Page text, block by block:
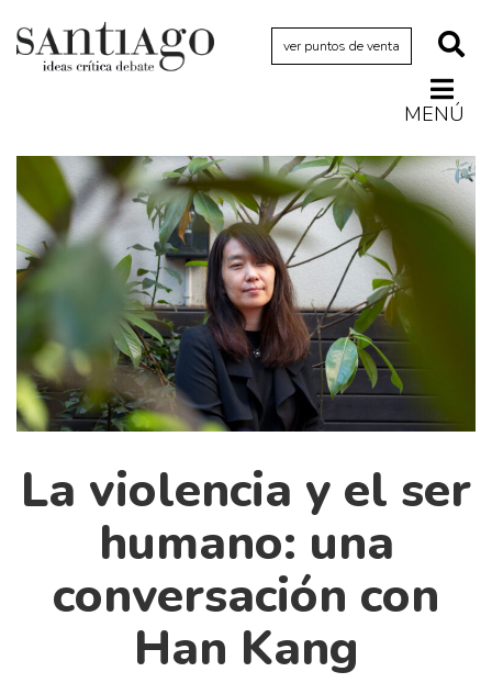
ver puntos de venta
MENÚ
Actualidad
Archivo Cenfoto-UDP
Arquetipos de situación
Artes visuales
Ciencia
Cine y televisión
Ciudad
Cómics
Cultura
Diccionario portátil de la literatura chilena
Documentos
Fragmentos
La violencia y el ser
humano: una
conversación con
Han Kang